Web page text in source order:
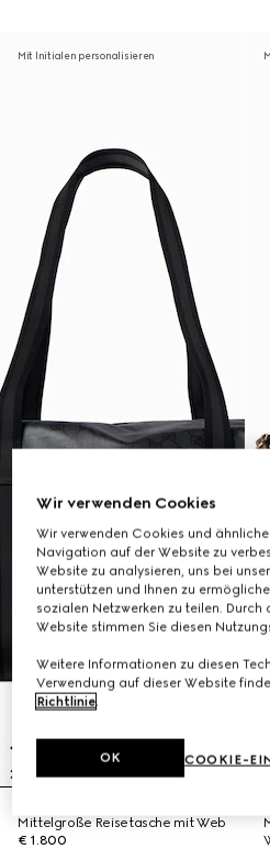
Mit Initialen personalisieren
Mittelgroße Reisetasche mit Web
€ 1.800
Wir verwenden Cookies
Wir verwenden Cookies und
Navigation auf der Website zu
Website zu analysieren, uns bei
unterstützen und Ihnen zu
sozialen Netzwerken zu teilen.
Website stimmen Sie diesen
Weitere Informationen zu diesen
Verwendung auf dieser Website
Richtlinie.
COOKIE-
OK